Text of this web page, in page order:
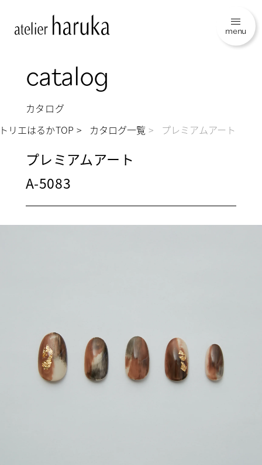
menu
catalog
カタログ
リエはるかTOP
カタログ一覧 プレミアムアート
プレミアムアート
A-5083